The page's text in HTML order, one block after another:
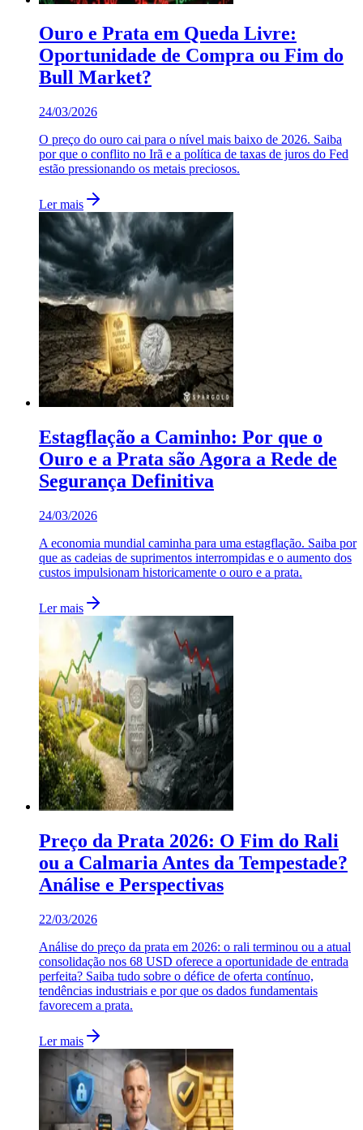
Ouro e Prata em Queda Livre:
Oportunidade de Compra ou Fim do
Bull Market?
24/03/2026
O preço do ouro cai para o nível mais baixo de 2026. Saiba
por que o conflito no Irã e a política de taxas de juros do Fed
estão pressionando os metais preciosos.
Ler mais
Estagflação a Caminho: Por que o
Ouro e a Prata são Agora a Rede de
Segurança Definitiva
24/03/2026
A economia mundial caminha para uma estagflação. Saiba por
que as cadeias de suprimentos interrompidas e o aumento dos
custos impulsionam historicamente o ouro e a prata.
Ler mais
Preço da Prata 2026: O Fim do Rali
ou a Calmaria Antes da Tempestade?
Análise e Perspectivas
22/03/2026
Análise do preço da prata em 2026: o rali terminou ou a atual
consolidação nos 68 USD oferece a oportunidade de entrada
perfeita? Saiba tudo sobre o défice de oferta contínuo,
tendências industriais e por que os dados fundamentais
favorecem a prata.
Ler mais